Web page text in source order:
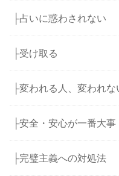
├占いに惑わされない
├受け取る
├変われる人、変われな
├安全・安心が一番大事
├完璧主義への対処法